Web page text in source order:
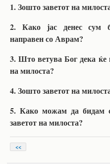
1. Зошто заветот на
2. Како јас денес сум
направен со Аврам?
3. Што ветува Бог дека ќе
на милоста?
4. Зошто заветот на
5. Како можам да бидам
заветот на милоста?
<<